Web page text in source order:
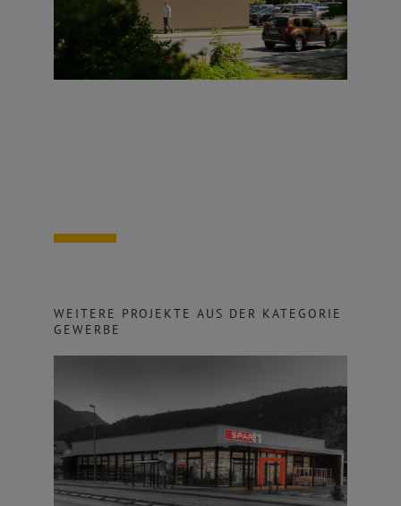
WEITERE PROJEKTE AUS DER KATEGORIE
GEWERBE